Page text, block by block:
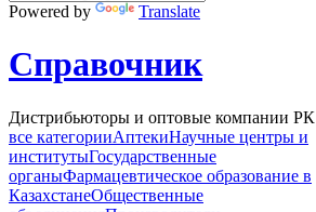
Powered by Translate
Справочник
Дистрибьюторы и оптовые компании РК
все категорииАптекиНаучные центры и
институтыГосударственные
органыФармацевтическое образование в
КазахстанеОбщественные